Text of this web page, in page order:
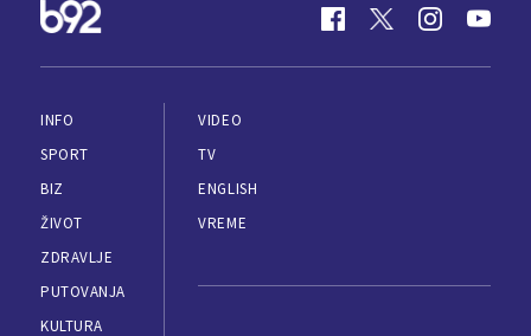
INFO
SPORT
BIZ
ŽIVOT
ZDRAVLJE
PUTOVANJA
KULTURA
VIDEO
TV
ENGLISH
VREME